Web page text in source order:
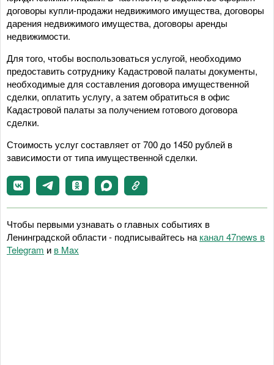
договоры купли-продажи недвижимого имущества, договоры
дарения недвижимого имущества, договоры аренды
недвижимости.
Для того, чтобы воспользоваться услугой, необходимо
предоставить сотруднику Кадастровой палаты документы,
необходимые для составления договора имущественной
сделки, оплатить услугу, а затем обратиться в офис
Кадастровой палаты за получением готового договора
сделки.
Стоимость услуг составляет от 700 до 1450 рублей в
зависимости от типа имущественной сделки.
Чтобы первыми узнавать о главных событиях в
Ленинградской области - подписывайтесь на канал 47news в
Telegram и в Maх